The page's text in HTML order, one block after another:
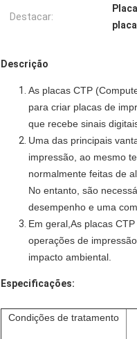
Destacar:
Descrição
As placas CTP
para criar placas de
que recebe sinais
Uma das principais
impressão, ao mesmo
normalmente feitas de
No entanto, são
desempenho e uma
Em geral,As placas
operações de
impacto ambiental.
Especificações:
Condições de tratamento